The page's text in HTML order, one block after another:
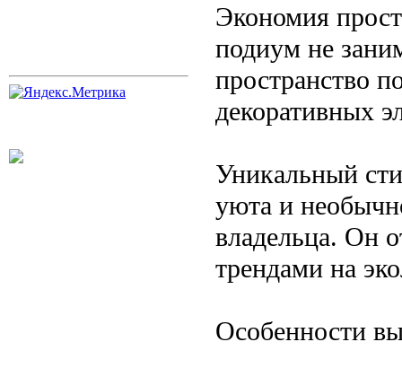
Экономия
подиум не
пространство
декоративных
Уникальный
уюта и
владельца. Он
трендами на
Особенности